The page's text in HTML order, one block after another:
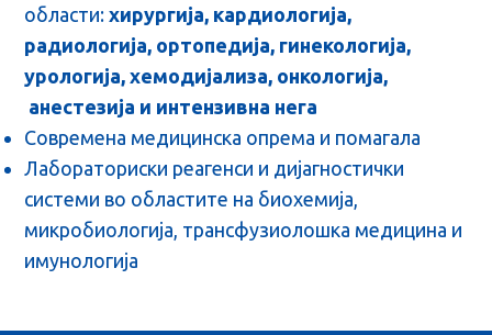
области:хирургија, кардиологија,
радиологија, ортопедија, гинекологија,
урологија, хемодијализа, онкологија,
анестезија и интензивна нега
Современа медицинска опрема и помагала
Лабораториски реагенси и дијагностички
системи во областите на биохемија,
микробиологија, трансфузиолошка медицина и
имунологија